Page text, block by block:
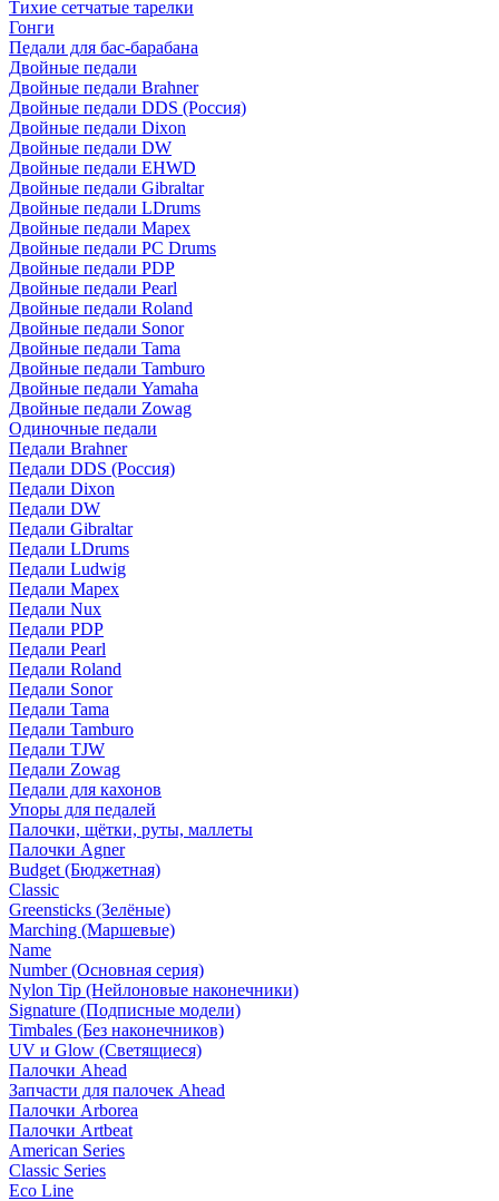
Тихие сетчатые тарелки
Гонги
Педали для бас-барабана
Двойные педали
Двойные педали Brahner
Двойные педали DDS (Россия)
Двойные педали Dixon
Двойные педали DW
Двойные педали EHWD
Двойные педали Gibraltar
Двойные педали LDrums
Двойные педали Mapex
Двойные педали PC Drums
Двойные педали PDP
Двойные педали Pearl
Двойные педали Roland
Двойные педали Sonor
Двойные педали Tama
Двойные педали Tamburo
Двойные педали Yamaha
Двойные педали Zowag
Одиночные педали
Педали Brahner
Педали DDS (Россия)
Педали Dixon
Педали DW
Педали Gibraltar
Педали LDrums
Педали Ludwig
Педали Mapex
Педали Nux
Педали PDP
Педали Pearl
Педали Roland
Педали Sonor
Педали Tama
Педали Tamburo
Педали TJW
Педали Zowag
Педали для кахонов
Упоры для педалей
Палочки, щётки, руты, маллеты
Палочки Agner
Budget (Бюджетная)
Classic
Greensticks (Зелёные)
Marching (Маршевые)
Name
Number (Основная серия)
Nylon Tip (Нейлоновые наконечники)
Signature (Подписные модели)
Timbales (Без наконечников)
UV и Glow (Светящиеся)
Палочки Ahead
Запчасти для палочек Ahead
Палочки Arborea
Палочки Artbeat
American Series
Classic Series
Eco Line